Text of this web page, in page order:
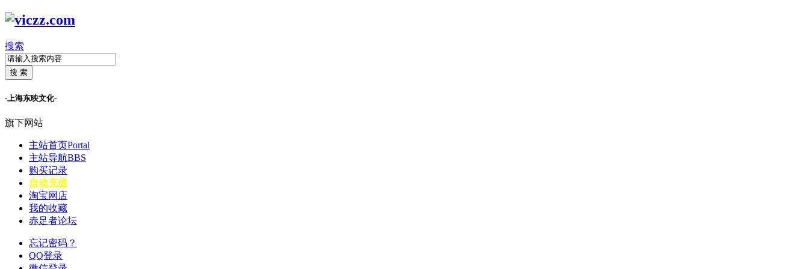
搜索
搜 索
-上海东映文化-
旗下网站
主站首页Portal
主站导航BBS
购买记录
自动充值
淘宝网店
我的收藏
赤足者论坛
忘记密码？
QQ登录